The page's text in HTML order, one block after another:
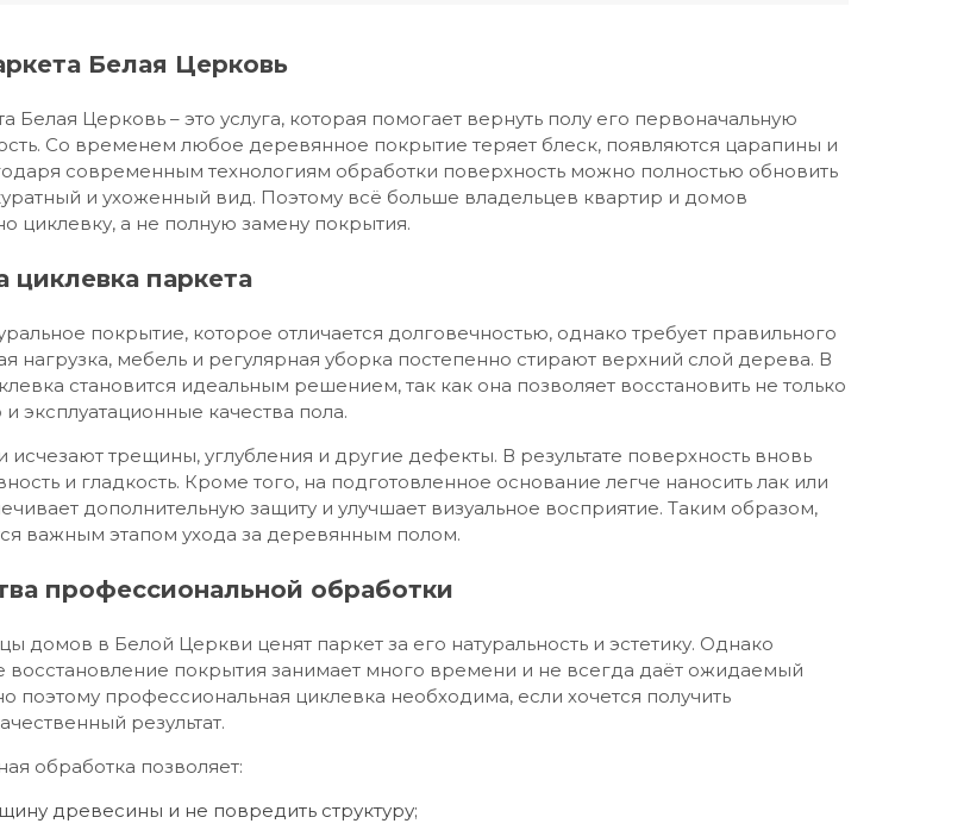
Белая Церковь
Белая Церковь – это услуга, которая помогает вернуть полу его первоначальную
Со временем любое деревянное покрытие теряет блеск, появляются царапины и
современным технологиям обработки поверхность можно полностью обновить
и ухоженный вид. Поэтому всё больше владельцев квартир и домов
циклевку, а не полную замену покрытия.
циклевка паркета
покрытие, которое отличается долговечностью, однако требует правильного
нагрузка, мебель и регулярная уборка постепенно стирают верхний слой дерева. В
становится идеальным решением, так как она позволяет восстановить не только
эксплуатационные качества пола.
исчезают трещины, углубления и другие дефекты. В результате поверхность вновь
и гладкость. Кроме того, на подготовленное основание легче наносить лак или
дополнительную защиту и улучшает визуальное восприятие. Таким образом,
важным этапом ухода за деревянным полом.
профессиональной обработки
домов в Белой Церкви ценят паркет за его натуральность и эстетику. Однако
восстановление покрытия занимает много времени и не всегда даёт ожидаемый
поэтому профессиональная циклевка необходима, если хочется получить
результат.
обработка позволяет:
древесины и не повредить структуру;